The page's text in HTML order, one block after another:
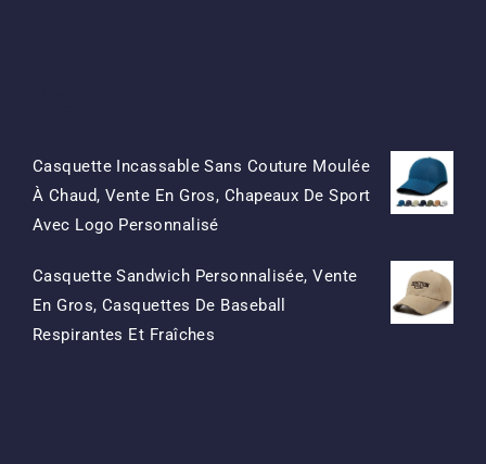
Casquette Incassable Sans Couture Moulée
À Chaud, Vente En Gros, Chapeaux De Sport
Avec Logo PersonnaliséLe
D'origine
Était:
Le
Actuel
Est:
Casquette Sandwich Personnalisée, Vente
En Gros, Casquettes De Baseball
Respirantes Et Fraîches